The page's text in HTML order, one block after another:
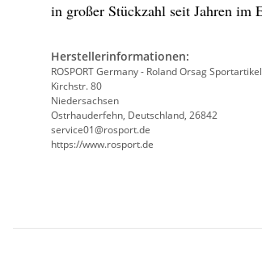
in großer Stückzahl seit Jahren im
Herstellerinformationen:
ROSPORT Germany - Roland Orsag Sportartikel
Kirchstr. 80
Niedersachsen
Ostrhauderfehn, Deutschland, 26842
service01@rosport.de
https://www.rosport.de